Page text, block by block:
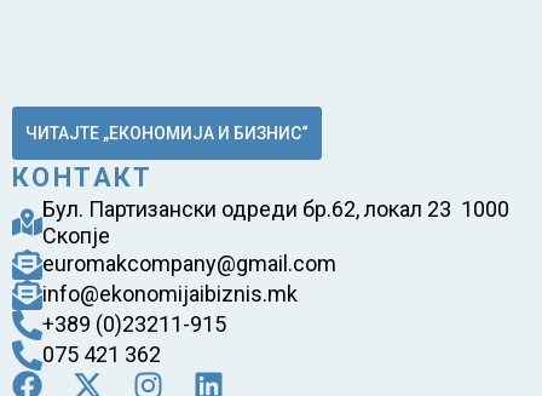
ЧИТАЈТЕ „ЕКОНОМИЈА И БИЗНИС“
КОНТАКТ
Бул. Партизански одреди бр.62, локал 23 1000
Скопје
euromakcompany@gmail.com
info@ekonomijaibiznis.mk
+389 (0)23211-915
075 421 362